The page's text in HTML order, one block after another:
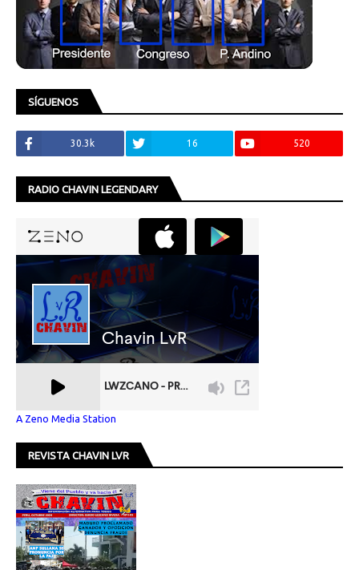
SÍGUENOS
30.3k 16 520
RADIO CHAVIN LEGENDARY
A Zeno Media Station
REVISTA CHAVIN LVR